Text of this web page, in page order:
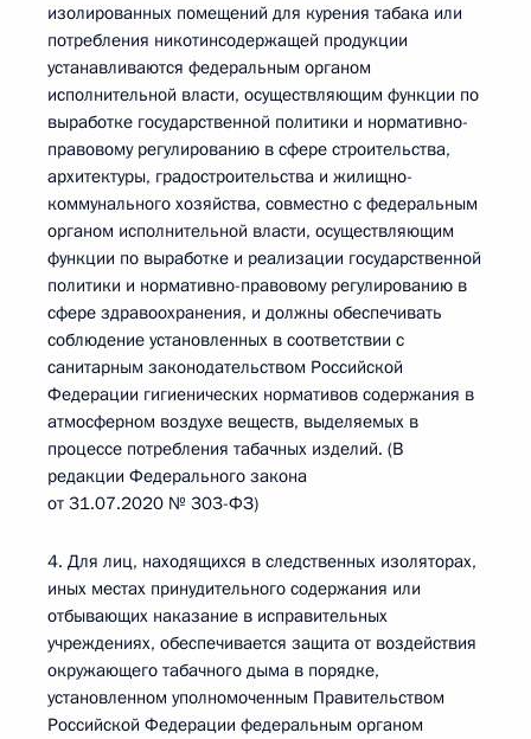
изолированных помещений для курения табака или
потребления никотинсодержащей продукции
устанавливаются федеральным органом
исполнительной власти, осуществляющим функции по
выработке государственной политики и нормативно-
правовому регулированию в сфере строительства,
архитектуры, градостроительства и жилищно-
коммунального хозяйства, совместно с федеральным
органом исполнительной власти, осуществляющим
функции по выработке и реализации государственной
политики и нормативно-правовому регулированию в
сфере здравоохранения, и должны обеспечивать
соблюдение установленных в соответствии с
санитарным законодательством Российской
Федерации гигиенических нормативов содержания в
атмосферном воздухе веществ, выделяемых в
процессе потребления табачных изделий. (В
редакции Федерального закона
от 31.07.2020 № 303-ФЗ)
4. Для лиц, находящихся в следственных изоляторах,
иных местах принудительного содержания или
отбывающих наказание в исправительных
учреждениях, обеспечивается защита от воздействия
окружающего табачного дыма в порядке,
установленном уполномоченным Правительством
Российской Федерации федеральным органом